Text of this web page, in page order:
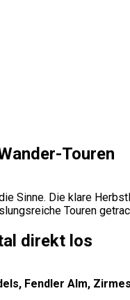
Touren
Sinne. Die klare
Touren
direkt los
Fendler Alm,